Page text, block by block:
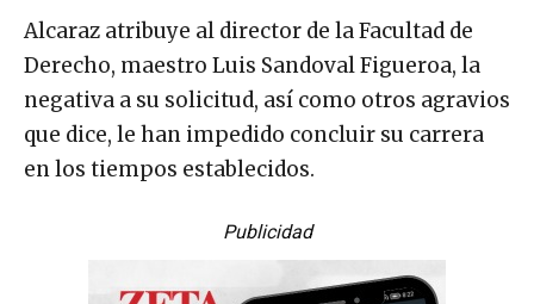
Alcaraz atribuye al director de la Facultad de
Derecho, maestro Luis Sandoval Figueroa, la
negativa a su solicitud, así como otros agravios
que dice, le han impedido concluir su carrera
en los tiempos establecidos.
Publicidad